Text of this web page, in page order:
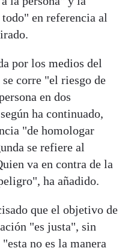
en referencia al
por los medios del
corre "el riesgo de
en dos
ha continuado,
"de homologar
se refiere al
va en contra de la
ha añadido.
que el objetivo de
"es justa", sin
no es la manera